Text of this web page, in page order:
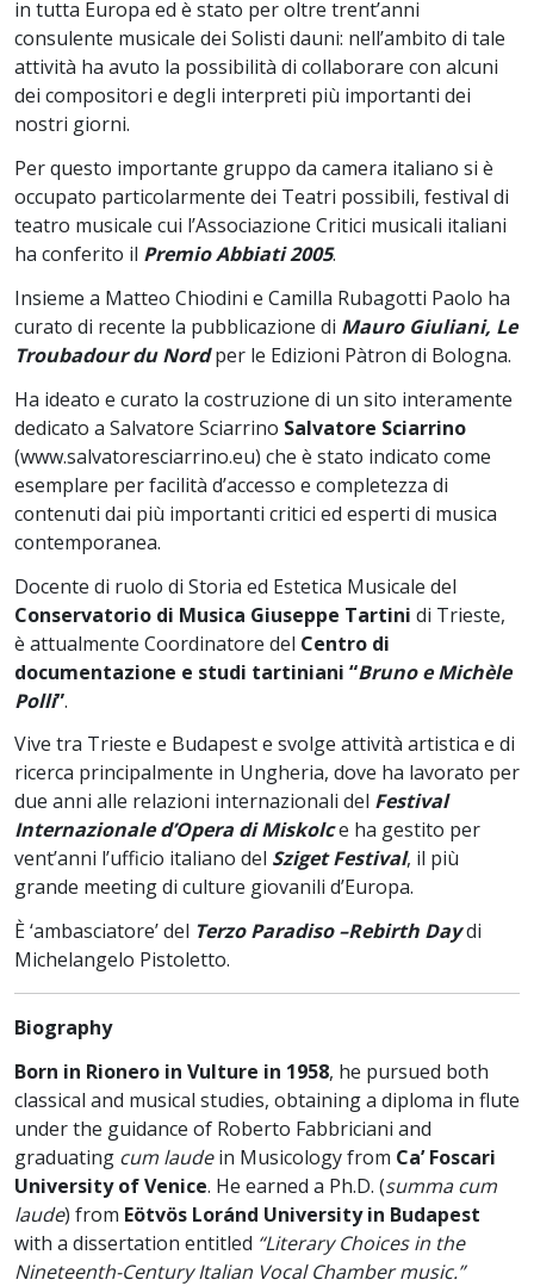
in tutta Europa ed è stato per oltre trent’anni
consulente musicale dei Solisti dauni: nell’ambito di tale
attività ha avuto la possibilità di collaborare con alcuni
dei compositori e degli interpreti più importanti dei
nostri giorni.
Per questo importante gruppo da camera italiano si è
occupato particolarmente dei Teatri possibili, festival di
teatro musicale cui l’Associazione Critici musicali italiani
ha conferito il Premio Abbiati 2005.
Insieme a Matteo Chiodini e Camilla Rubagotti Paolo ha
curato di recente la pubblicazione di Mauro Giuliani, Le
Troubadour du Nordper le Edizioni Pàtron di Bologna.
Ha ideato e curato la costruzione di un sito interamente
dedicato a Salvatore Sciarrino Salvatore Sciarrino
(www.salvatoresciarrino.eu) che è stato indicato come
esemplare per facilità d’accesso e completezza di
contenuti dai più importanti critici ed esperti di musica
contemporanea.
Docente di ruolo di Storia ed Estetica Musicale del
Conservatorio di Musica Giuseppe Tartini di Trieste,
è attualmente Coordinatore del Centro di
documentazione e studi tartiniani “Bruno e Michèle
Polli”.
Vive tra Trieste e Budapest e svolge attività artistica e di
ricerca principalmente in Ungheria, dove ha lavorato per
due anni alle relazioni internazionali del Festival
Internazionale d’Opera di Miskolce ha gestito per
vent’anni l’ufficio italiano del Sziget Festival, il più
grande meeting di culture giovanili d’Europa.
È ‘ambasciatore’ del Terzo Paradiso –Rebirth Daydi
Michelangelo Pistoletto.
Biography
Born in Rionero in Vulture in 1958, he pursued both
classical and musical studies, obtaining a diploma in flute
under the guidance of Roberto Fabbriciani and
graduating cum laudein Musicology from Ca’ Foscari
University of Venice. He earned a Ph.D. (summa cum
laude) from Eötvös Loránd University in Budapest
with a dissertation entitled “Literary Choices in the
Nineteenth-Century Italian Vocal Chamber music.”